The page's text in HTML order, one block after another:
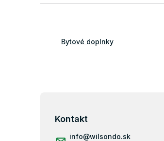
Bytové doplnky
Kontakt
info@wilsondo.sk